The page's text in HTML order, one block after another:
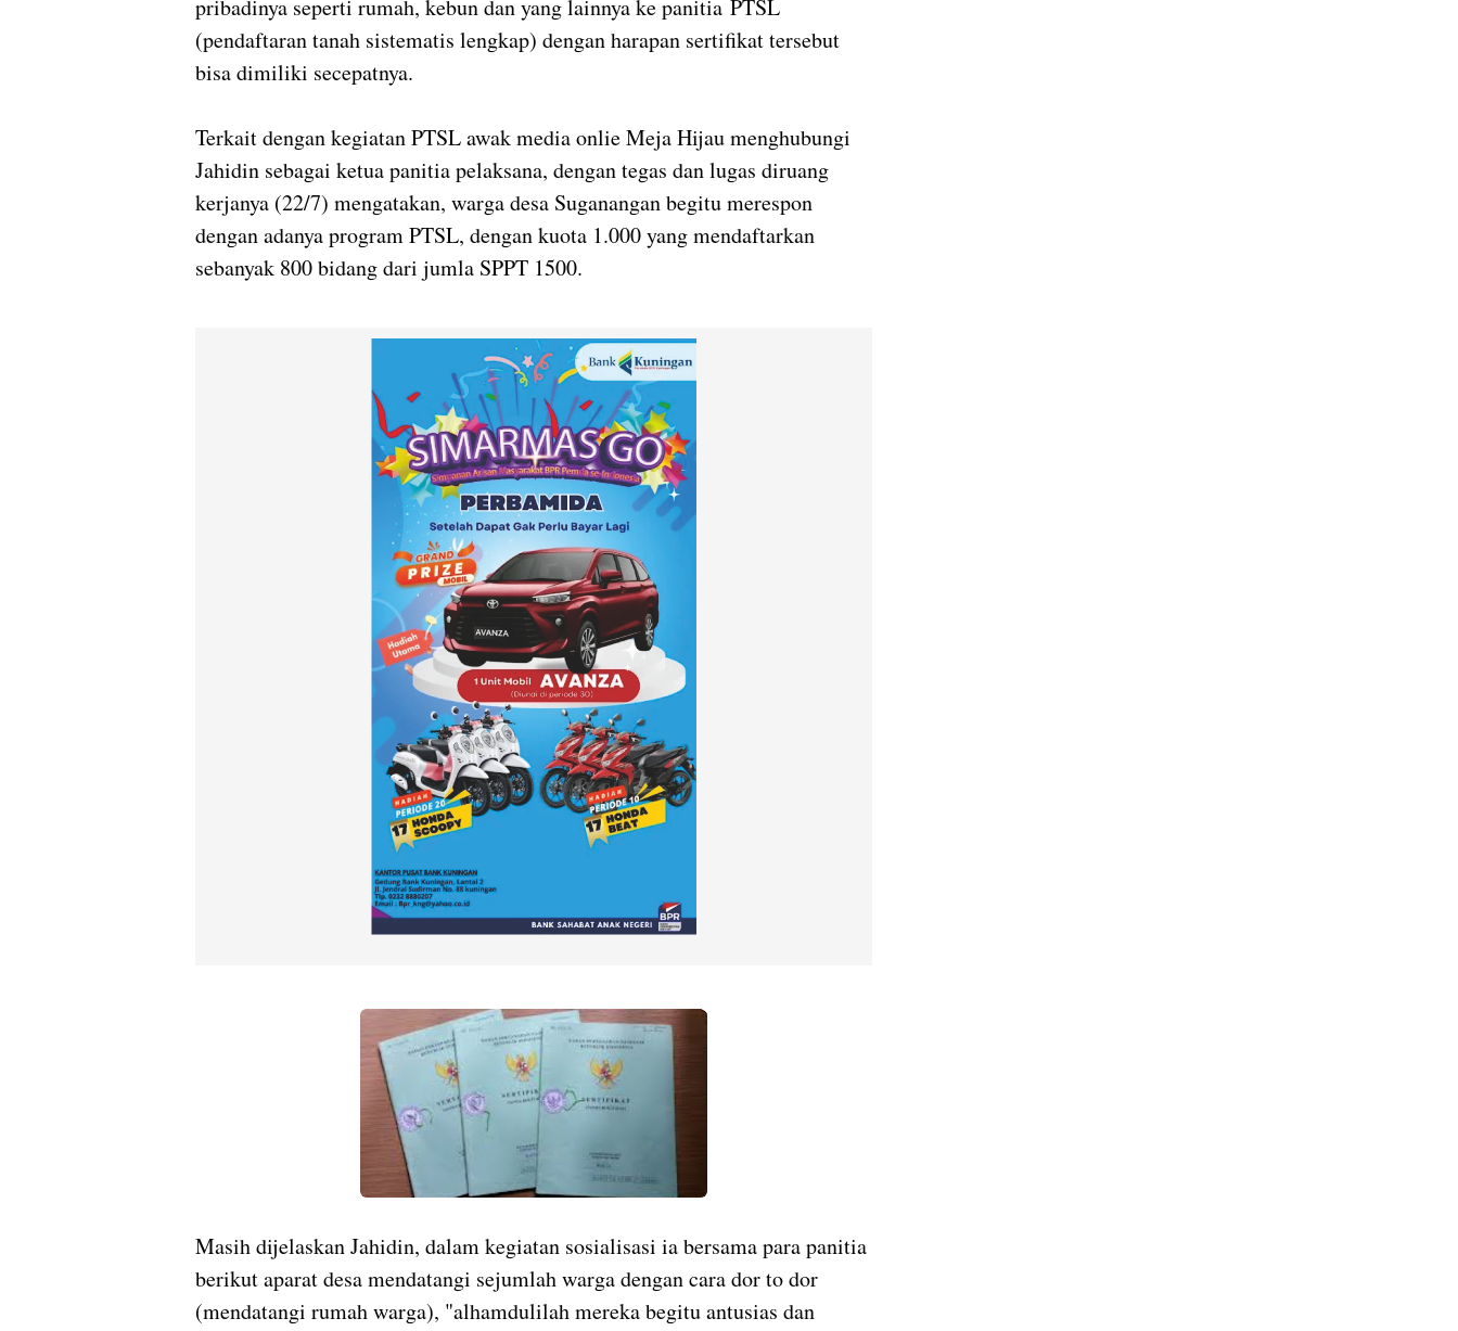
pribadinya seperti rumah, kebun dan yang lainnya ke panitia PTSL
(pendaftaran tanah sistematis lengkap) dengan harapan sertifikat tersebut
bisa dimiliki secepatnya.
Terkait dengan kegiatan PTSL awak media onlie Meja Hijau menghubungi
Jahidin sebagai ketua panitia pelaksana, dengan tegas dan lugas diruang
kerjanya (22/7) mengatakan, warga desa Suganangan begitu merespon
dengan adanya program PTSL, dengan kuota 1.000 yang mendaftarkan
sebanyak 800 bidang dari jumla SPPT 1500.
Masih dijelaskan Jahidin, dalam kegiatan sosialisasi ia bersama para panitia
berikut aparat desa mendatangi sejumlah warga dengan cara dor to dor
(mendatangi rumah warga), "alhamdulilah mereka begitu antusias dan